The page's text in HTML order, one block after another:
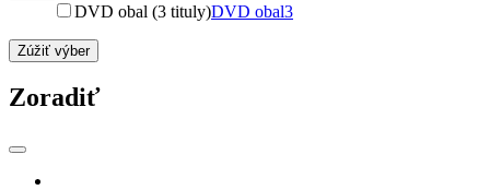
DVD obal (3 tituly)DVD obal3
Zúžiť výber
Zoradiť